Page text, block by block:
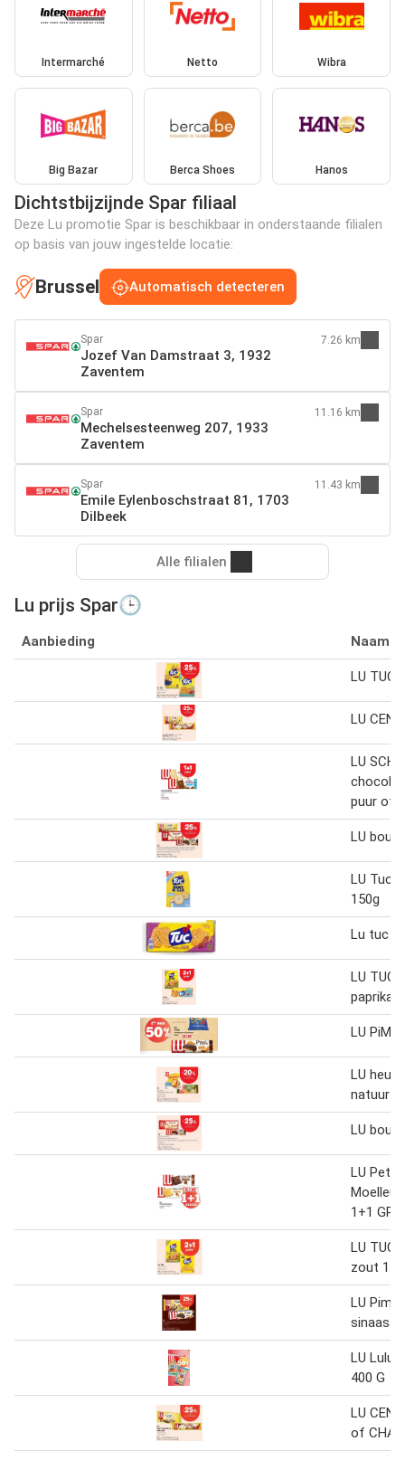
Intermarché Netto Wibra
Big Bazar Berca Shoes Hanos
Dichtstbijzijnde Spar filiaal
Deze Lu promotie Spar is beschikbaar in onderstaande filialen
op basis van jouw ingestelde locatie:
Brussel Automatisch detecteren
Spar
Jozef Van Damstraat 3, 1932
Zaventem
7.26 km
Spar
Mechelsesteenweg 207, 1933
Zaventem
11.16 km
Spar
Emile Eylenboschstraat 81, 1703
Dilbeek
11.43 km
Alle filialen
Lu prijs Spar🕒
Aanbieding Naam
LU TUC
LU
LU
puur of
LU
LU Tuc
150g
Lu tuc
LU TUC
paprika
LU PiM's
LU
natuur
LU
LU Petit
1+1
LU TUC
zout
LU Pim’s
LU Lulu
400 G
LU
of CHA-